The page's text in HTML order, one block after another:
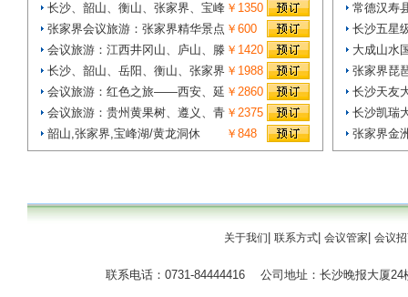
长沙、韶山、衡山、张家界、宝峰 ￥1350
张家界会议旅游：张家界精华景点 ￥600
会议旅游：江西井冈山、庐山、滕 ￥1420
长沙、韶山、岳阳、衡山、张家界 ￥1988
会议旅游：红色之旅——西安、延 ￥2860
会议旅游：贵州黄果树、遵义、青 ￥2375
韶山,张家界,宝峰湖/黄龙洞休
￥848
常德汉寿
长沙五星
大成山水
张家界琵
长沙天友
长沙凯瑞
张家界金
关于我们 联系方式 会议管家 会议
联系电话：0731-84444416 公司地址：长沙晚报大